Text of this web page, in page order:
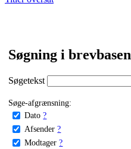
Søgning i brevbasen
Søgetekst
Søge-afgrænsning:
Dato ?
Afsender ?
Modtager ?